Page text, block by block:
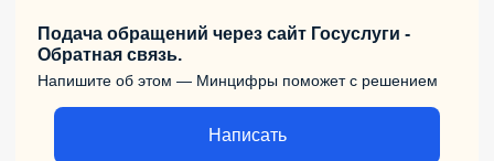
Подача обращений через сайт Госуслуги -
Обратная связь.
Напишите об этом — Минцифры поможет с решением
Написать